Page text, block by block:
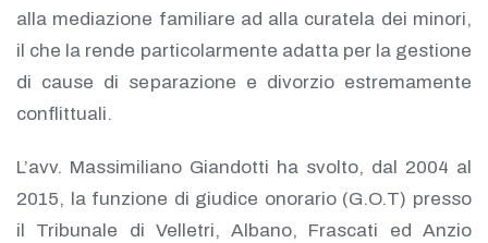
alla mediazione familiare ad alla curatela dei minori,
il che la rende particolarmente adatta per la gestione
di cause di separazione e divorzio estremamente
conflittuali.
L’avv. Massimiliano Giandotti ha svolto, dal 2004 al
2015, la funzione di giudice onorario (G.O.T) presso
il Tribunale di Velletri, Albano, Frascati ed Anzio